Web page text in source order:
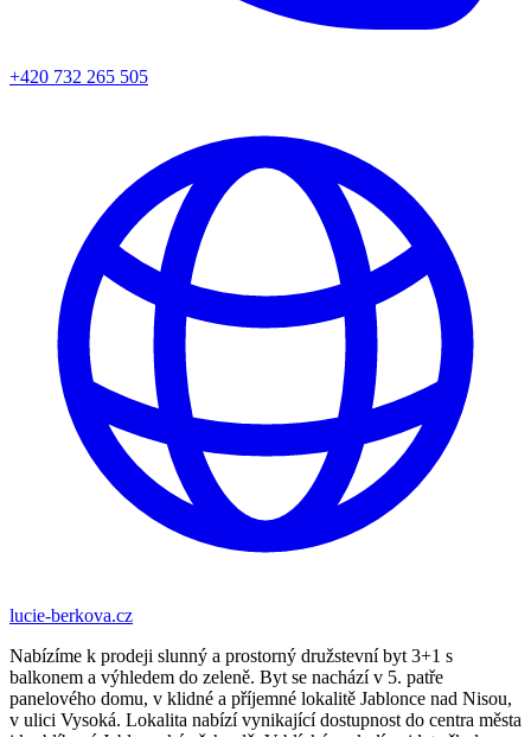
+420 732 265 505
lucie-berkova.cz
Nabízíme k prodeji slunný a prostorný družstevní byt 3+1 s
balkonem a výhledem do zeleně. Byt se nachází v 5. patře
panelového domu, v klidné a příjemné lokalitě Jablonce nad Nisou,
v ulici Vysoká. Lokalita nabízí vynikající dostupnost do centra města